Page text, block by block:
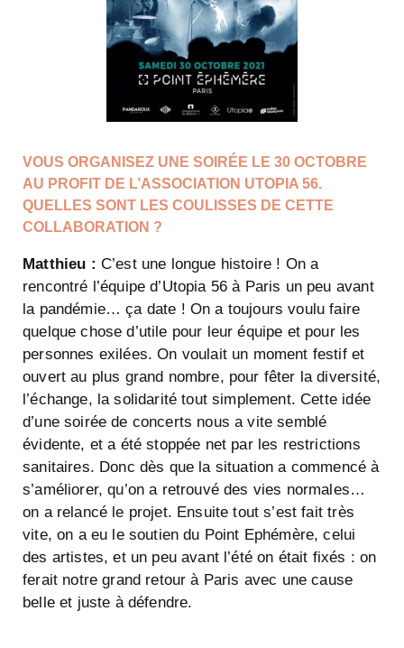
VOUS ORGANISEZ UNE SOIRÉE LE 30 OCTOBRE
AU PROFIT DE L’ASSOCIATION UTOPIA 56.
QUELLES SONT LES COULISSES DE CETTE
COLLABORATION ?
Matthieu : C’est une longue histoire ! On a
rencontré l’équipe d’Utopia 56 à Paris un peu avant
la pandémie… ça date ! On a toujours voulu faire
quelque chose d’utile pour leur équipe et pour les
personnes exilées. On voulait un moment festif et
ouvert au plus grand nombre, pour fêter la diversité,
l’échange, la solidarité tout simplement. Cette idée
d’une soirée de concerts nous a vite semblé
évidente, et a été stoppée net par les restrictions
sanitaires. Donc dès que la situation a commencé à
s’améliorer, qu’on a retrouvé des vies normales…
on a relancé le projet. Ensuite tout s’est fait très
vite, on a eu le soutien du Point Ephémère, celui
des artistes, et un peu avant l’été on était fixés : on
ferait notre grand retour à Paris avec une cause
belle et juste à défendre.